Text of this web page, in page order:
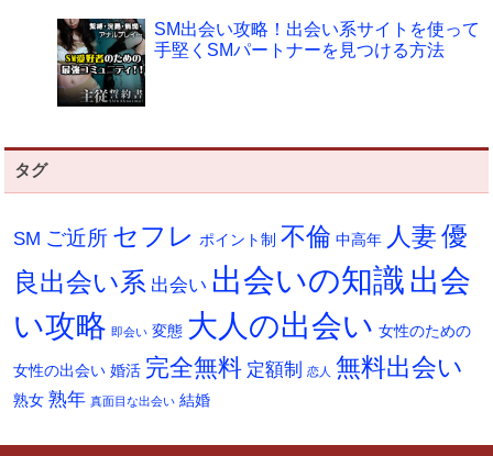
SM出会い攻略！出会い系サイトを使って
手堅くSMパートナーを見つける方法
タグ
SM ご近所 セフレ ポイント制 不倫 中高年 人妻優
良出会い系 出会い 出会いの知識出会
い攻略 即会い 変態 大人の出会い 女性のための
女性の出会い 婚活 完全無料 定額制 恋人 無料出会い
熟女 熟年 真面目な出会い 結婚